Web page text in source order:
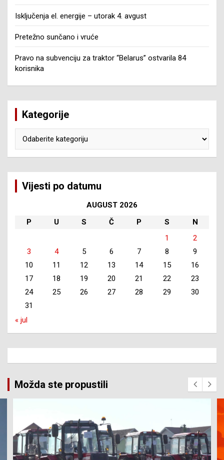
Isključenja el. energije – utorak 4. avgust
Pretežno sunčano i vruće
Pravo na subvenciju za traktor “Belarus” ostvarila 84
korisnika
Kategorije
Vijesti po datumu
AUGUST 2026
P
U S Č P S
N
1
2
3
4 5 6 7 8
9
10
11 12 13 14 15
16
17
18 19 20 21 22
23
24
25 26 27 28 29
30
31
« jul
Možda ste propustili